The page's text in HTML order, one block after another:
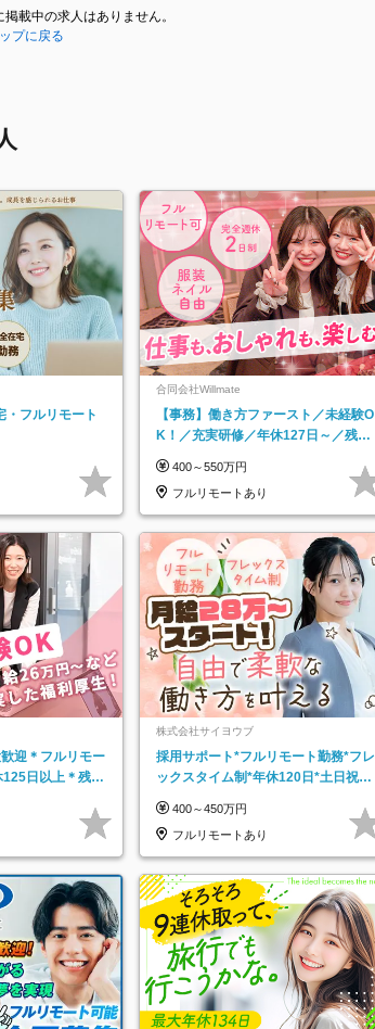
載中の求人はありません。
プに戻る
・フルリモート
合同会社Willmate
【事務】働き方ファースト／未経験O
K！／充実研修／年休127日～／残業
400～550万円
フルリモートあり
歓迎＊フルリモー
125日以上＊残業
株式会社サイヨウブ
採用サポート*フルリモート勤務*フレ
ックスタイム制*年休120日*土日祝休
400～450万円
フルリモートあり